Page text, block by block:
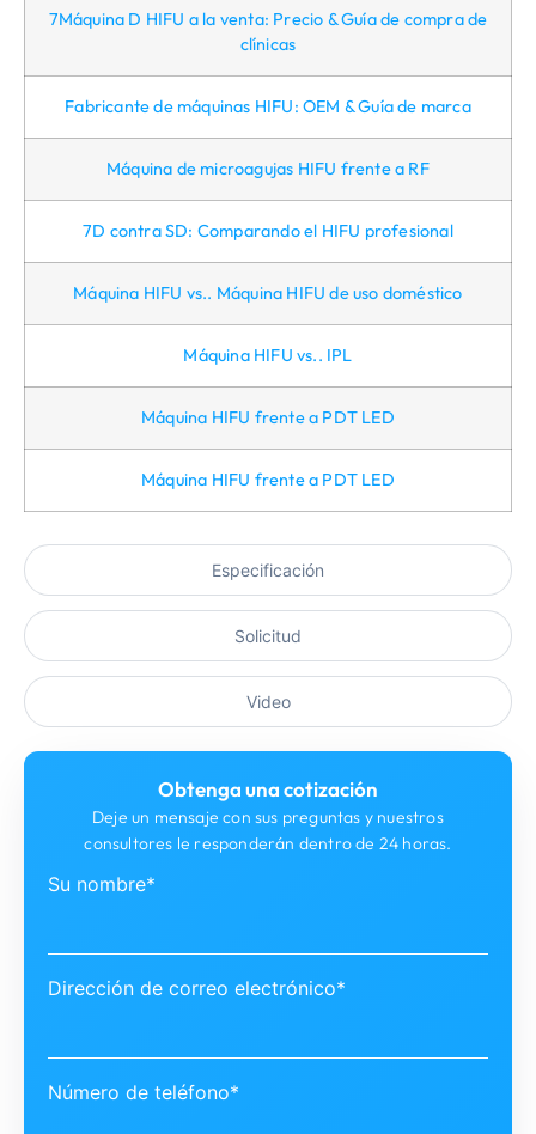
Especificación
Solicitud
Video
7Máquina D HIFU a la venta: Precio & Guía de compra de
clínicas
Fabricante de máquinas HIFU: OEM & Guía de marca
Máquina de microagujas HIFU frente a RF
7D contra SD: Comparando el HIFU profesional
Máquina HIFU vs.. Máquina HIFU de uso doméstico
Máquina HIFU vs.. IPL
Máquina HIFU frente a PDT LED
Máquina HIFU frente a PDT LED
Obtenga una cotización
Deje un mensaje con sus preguntas y nuestros
consultores le responderán dentro de 24 horas.
Su nombre*
Dirección de correo electrónico*
Número de teléfono*